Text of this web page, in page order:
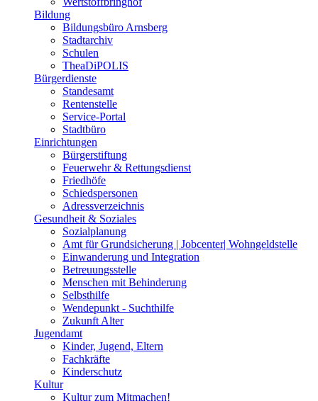
Bildung
Bildungsbüro Arnsberg
Stadtarchiv
Schulen
TheaDiPOLIS
Bürgerdienste
Standesamt
Rentenstelle
Service-Portal
Stadtbüro
Einrichtungen
Bürgerstiftung
Feuerwehr & Rettungsdienst
Friedhöfe
Schiedspersonen
Adressverzeichnis
Gesundheit & Soziales
Sozialplanung
Amt für Grundsicherung | Jobcenter| Wohngeldstelle
Einwanderung und Integration
Betreuungsstelle
Menschen mit Behinderung
Selbsthilfe
Wendepunkt - Suchthilfe
Zukunft Alter
Jugendamt
Kinder, Jugend, Eltern
Fachkräfte
Kinderschutz
Kultur
Kultur zum Mitmachen!